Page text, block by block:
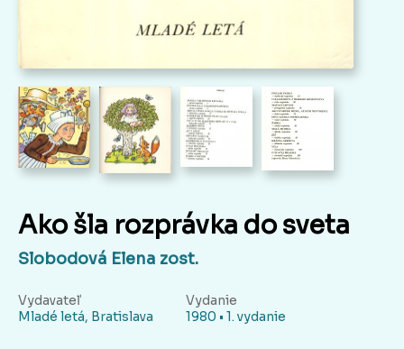
Ako šla rozprávka do sveta
Slobodová Elena zost.
Vydavateľ
Mladé letá, Bratislava
Vydanie
1980 • 1. vydanie